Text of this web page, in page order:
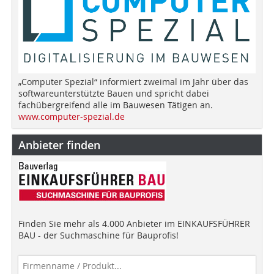
„Computer Spezial“ informiert zweimal im Jahr über das
softwareunterstützte Bauen und spricht dabei
fachübergreifend alle im Bauwesen Tätigen an.
www.computer-spezial.de
Anbieter finden
Finden Sie mehr als 4.000 Anbieter im EINKAUFSFÜHRER
BAU - der Suchmaschine für Bauprofis!